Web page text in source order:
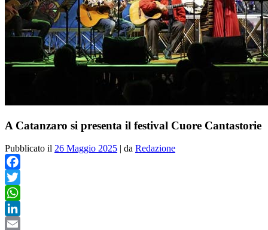
A Catanzaro si presenta il festival Cuore Cantastorie
Pubblicato il 26 Maggio 2025 | da Redazione
Facebook
Twitter
WhatsApp
LinkedIn